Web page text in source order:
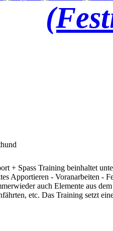
+ Spass Training beinhaltet
Apportieren - Voranarbeiten -
auch Elemente aus
etc. Das Training setzt